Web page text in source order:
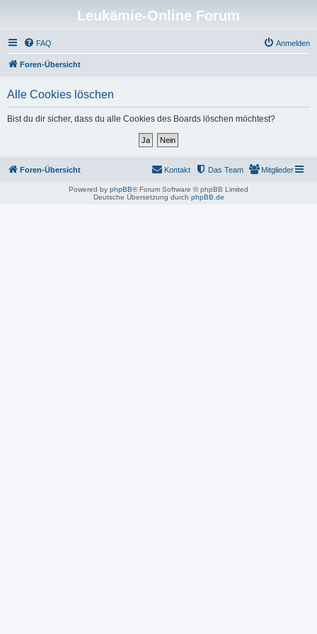
Leukämie-Online Forum
FAQ Anmelden
Foren-Übersicht
Alle Cookies löschen
Bist du dir sicher, dass du alle Cookies des Boards löschen möchtest?
Foren-Übersicht Mitglieder
Das Team
Kontakt
Powered by phpBB® Forum Software © phpBB Limited
Deutsche Übersetzung durch phpBB.de